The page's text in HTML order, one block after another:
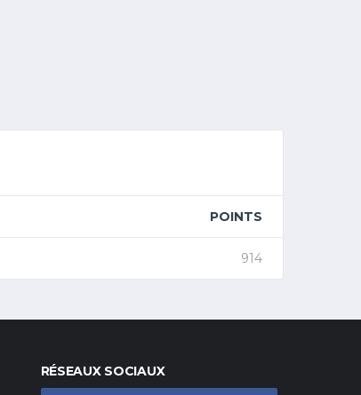
POINTS
914
RÉSEAUX SOCIAUX